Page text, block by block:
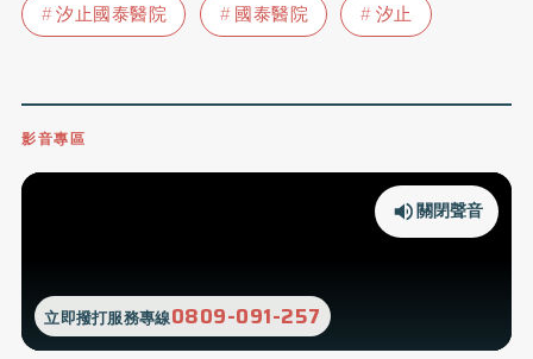
汐止國泰醫院
國泰醫院 汐止
影音專區
立即撥打服務專線0809-091-257
關閉聲音